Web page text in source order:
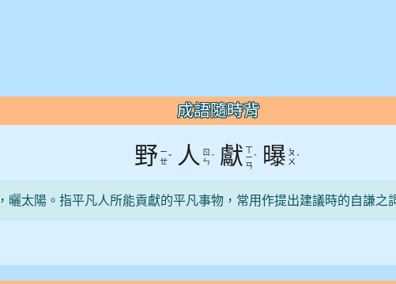
成語隨時背
野 ㄧ
ㄝˇ 人
ㄖ
ㄣ ˊ 獻 ㄒ
ㄧ
ㄢ
ˋ 曝 ㄆ
ㄨ ˋ
曬太陽。指平凡人所能貢獻的平凡事物，常用作提出建議時的自謙之